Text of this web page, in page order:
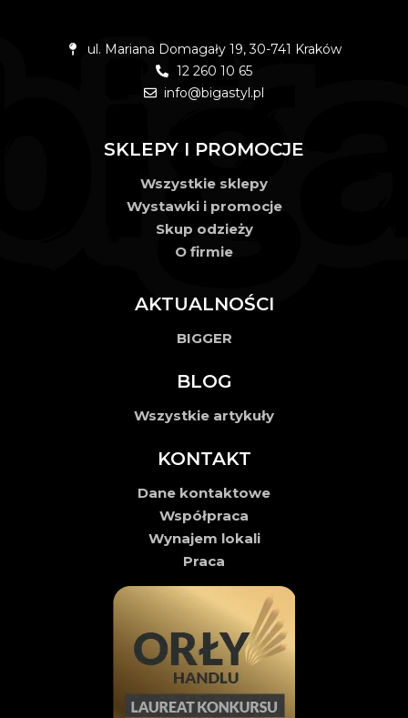
ul. Mariana Domagały 19, 30-741 Kraków
12 260 10 65
info@bigastyl.pl
SKLEPY I PROMOCJE
Wszystkie sklepy
Wystawki i promocje
Skup odzieży
O firmie
AKTUALNOŚCI
BIGGER
BLOG
Wszystkie artykuły
KONTAKT
Dane kontaktowe
Współpraca
Wynajem lokali
Praca